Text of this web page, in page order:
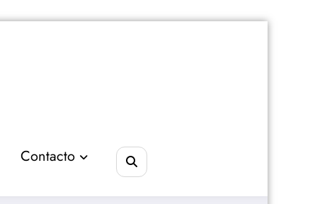
Contacto